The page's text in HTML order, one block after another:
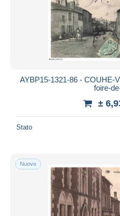
AYBP15-1321-86 - COUHE-
foire-
±
Stato
Nuovo